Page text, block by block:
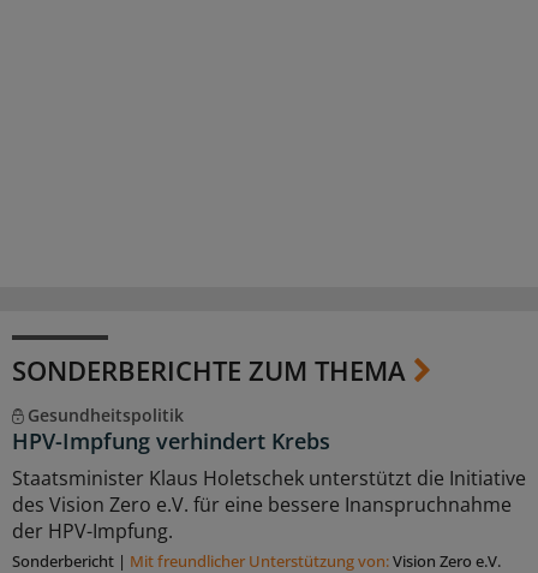
SONDERBERICHTE ZUM THEMA
Gesundheitspolitik
HPV-Impfung verhindert Krebs
Staatsminister Klaus Holetschek unterstützt die Initiative
des Vision Zero e.V. für eine bessere Inanspruchnahme
der HPV-Impfung.
Sonderbericht | Mit freundlicher Unterstützung von:Vision Zero e.V.